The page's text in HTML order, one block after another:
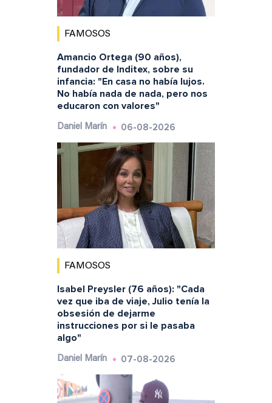
FAMOSOS
Amancio Ortega (90 años),
fundador de Inditex, sobre su
infancia: "En casa no había lujos.
No había nada de nada, pero nos
educaron con valores"
Daniel Marín 06-08-2026
FAMOSOS
Isabel Preysler (76 años): "Cada
vez que iba de viaje, Julio tenía la
obsesión de dejarme
instrucciones por si le pasaba
algo"
Daniel Marín 07-08-2026